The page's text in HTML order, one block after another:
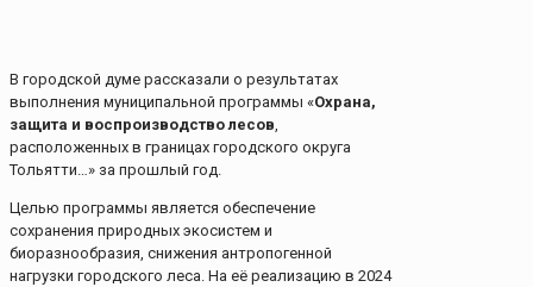
В городской думе рассказали о результатах
выполнения муниципальной программы «Охрана,
защита и воспроизводство лесов,
расположенных в границах городского округа
Тольятти…» за прошлый год.
Целью программы является обеспечение
сохранения природных экосистем и
биоразнообразия, снижения антропогенной
нагрузки городского леса. На её реализацию в 2024